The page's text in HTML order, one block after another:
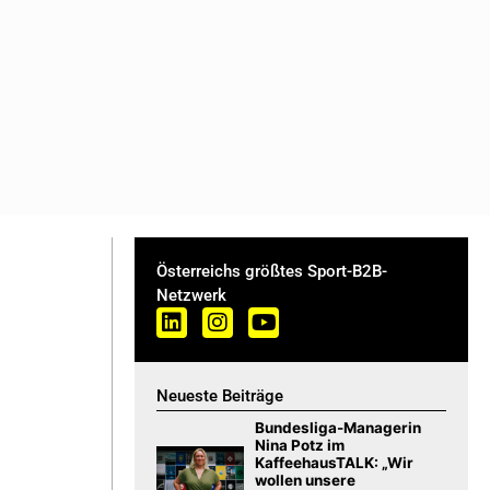
Österreichs größtes Sport-B2B-
Netzwerk
Neueste Beiträge
Bundesliga-Managerin
Nina Potz im
KaffeehausTALK: „Wir
wollen unsere